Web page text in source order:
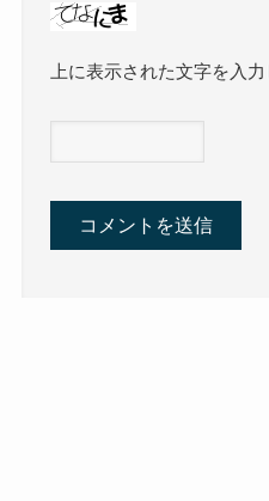
上に表示された文字を入力